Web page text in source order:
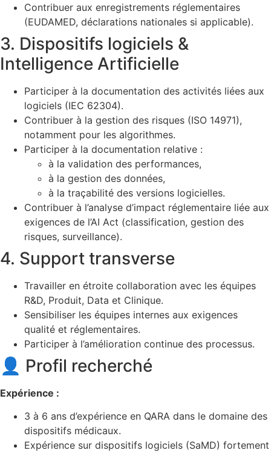
Contribuer aux enregistrements réglementaires
(EUDAMED, déclarations nationales si applicable).
3. Dispositifs logiciels &
Intelligence Artificielle
Participer à la documentation des activités liées aux
logiciels (IEC 62304).
Contribuer à la gestion des risques (ISO 14971),
notamment pour les algorithmes.
Participer à la documentation relative :
à la validation des performances,
à la gestion des données,
à la traçabilité des versions logicielles.
Contribuer à l’analyse d’impact réglementaire liée aux
exigences de l’AI Act (classification, gestion des
risques, surveillance).
4. Support transverse
Travailler en étroite collaboration avec les équipes
R&D, Produit, Data et Clinique.
Sensibiliser les équipes internes aux exigences
qualité et réglementaires.
Participer à l’amélioration continue des processus.
👤 Profil recherché
Expérience :
3 à 6 ans d’expérience en QARA dans le domaine des
dispositifs médicaux.
Expérience sur dispositifs logiciels (SaMD) fortement